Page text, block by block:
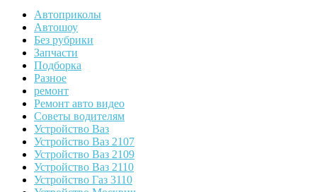
Автоприколы
Автошоу
Без рубрики
Запчасти
Подборка
Разное
ремонт
Ремонт авто видео
Советы водителям
Устройство Ваз
Устройство Ваз 2107
Устройство Ваз 2109
Устройство Ваз 2110
Устройство Газ 3110